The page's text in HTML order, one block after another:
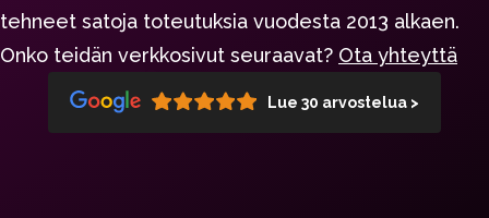
tehneet satoja toteutuksia vuodesta 2013 alkaen.
Onko teidän verkkosivut seuraavat? Ota yhteyttä
Lue 30 arvostelua >